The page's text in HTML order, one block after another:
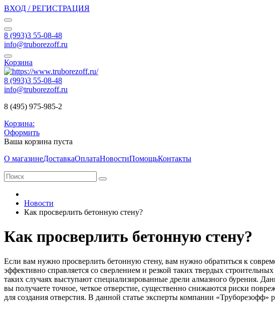
ВХОД / РЕГИСТРАЦИЯ
8 (993)3 55-08-48
info@truborezoff.ru
Корзина
8 (993)3 55-08-48
info@truborezoff.ru
8 (495) 975-985-2
Корзина:
Оформить
Ваша корзина пуста
О магазинеДоставкаОплатаНовостиПомощьКонтакты
Новости
Как просверлить бетонную стену?
Как просверлить бетонную стену?
Если вам нужно просверлить бетонную стену, вам нужно обратиться к
эффективно справляется со сверлением и резкой таких твердых
таких случаях выступают специализированные дрели алмазного бурения.
вы получаете точное, четкое отверстие, существенно снижаются риски
для создания отверстия. В данной статье эксперты компании